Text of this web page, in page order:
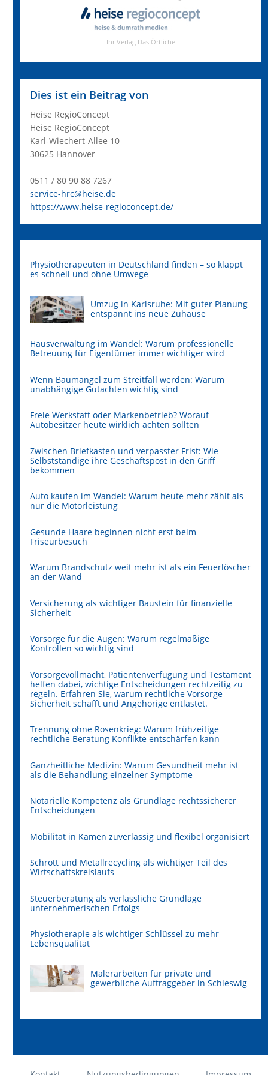
Dies ist ein Beitrag von
Heise RegioConcept
Heise RegioConcept
Karl-Wiechert-Allee 10
30625 Hannover
0511 / 80 90 88 7267
service-hrc@heise.de
https://www.heise-regioconcept.de/
Physiotherapeuten in Deutschland finden – so klappt
es schnell und ohne Umwege
Umzug in Karlsruhe: Mit guter Planung
entspannt ins neue Zuhause
Hausverwaltung im Wandel: Warum professionelle
Betreuung für Eigentümer immer wichtiger wird
Wenn Baumängel zum Streitfall werden: Warum
unabhängige Gutachten wichtig sind
Freie Werkstatt oder Markenbetrieb? Worauf
Autobesitzer heute wirklich achten sollten
Zwischen Briefkasten und verpasster Frist: Wie
Selbstständige ihre Geschäftspost in den Griff
bekommen
Auto kaufen im Wandel: Warum heute mehr zählt als
nur die Motorleistung
Gesunde Haare beginnen nicht erst beim
Friseurbesuch
Warum Brandschutz weit mehr ist als ein Feuerlöscher
an der Wand
Versicherung als wichtiger Baustein für finanzielle
Sicherheit
Vorsorge für die Augen: Warum regelmäßige
Kontrollen so wichtig sind
Vorsorgevollmacht, Patientenverfügung und Testament
helfen dabei, wichtige Entscheidungen rechtzeitig zu
regeln. Erfahren Sie, warum rechtliche Vorsorge
Sicherheit schafft und Angehörige entlastet.
Trennung ohne Rosenkrieg: Warum frühzeitige
rechtliche Beratung Konflikte entschärfen kann
Ganzheitliche Medizin: Warum Gesundheit mehr ist
als die Behandlung einzelner Symptome
Notarielle Kompetenz als Grundlage rechtssicherer
Entscheidungen
Mobilität in Kamen zuverlässig und flexibel organisiert
Schrott und Metallrecycling als wichtiger Teil des
Wirtschaftskreislaufs
Steuerberatung als verlässliche Grundlage
unternehmerischen Erfolgs
Physiotherapie als wichtiger Schlüssel zu mehr
Lebensqualität
Malerarbeiten für private und
gewerbliche Auftraggeber in Schleswig